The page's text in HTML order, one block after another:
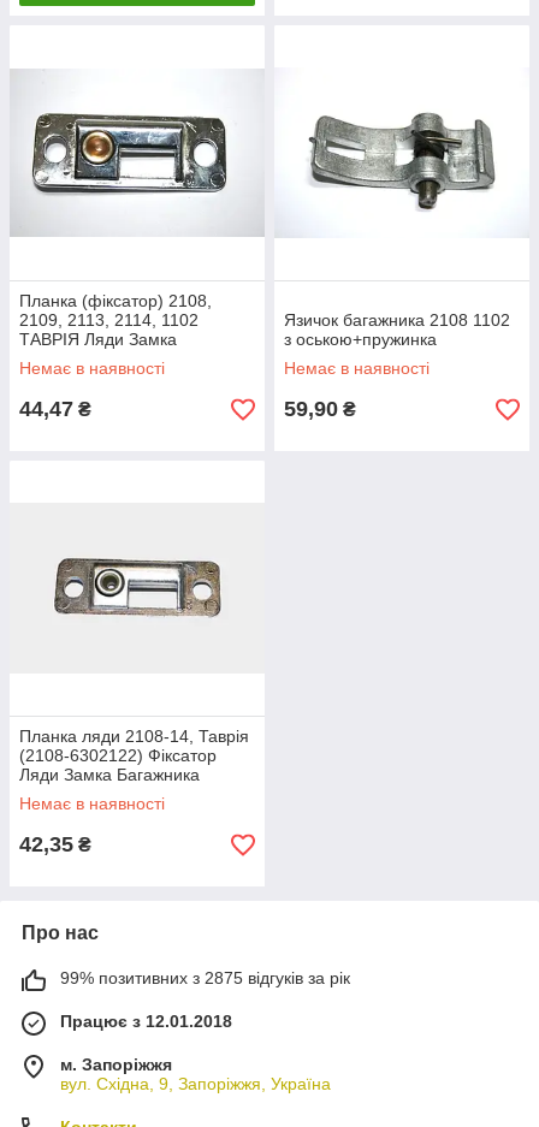
Планка (фіксатор) 2108,
2109, 2113, 2114, 1102
ТАВРІЯ Ляди Замка
Багажника 2108-6302122
Немає в наявності
44,47 ₴
Язичок багажника 2108 1102
з оською+пружинка
Немає в наявності
59,90 ₴
Планка ляди 2108-14, Таврія
(2108-6302122) Фіксатор
Ляди Замка Багажника
(відповідна частина)
Немає в наявності
42,35 ₴
Про нас
99% позитивних з 2875 відгуків за рік
Працює з 12.01.2018
м. Запоріжжя
вул. Східна, 9, Запоріжжя, Україна